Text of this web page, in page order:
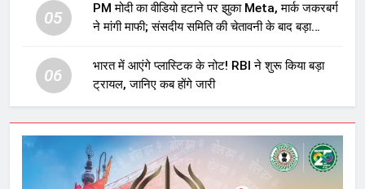
05
PM मोदी का वीडियो हटाने पर झुका Meta, मार्क जकरबर्ग
ने मांगी माफी; संसदीय समिति की चेतावनी के बाद बड़ा
06
भारत में आएंगे प्लास्टिक के नोट! RBI ने शुरू किया बड़ा
ट्रायल, जानिए कब होंगे जारी